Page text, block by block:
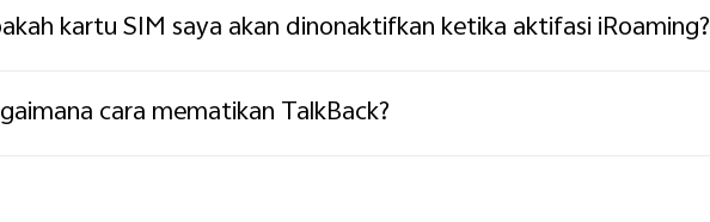
kartu SIM saya akan dinonaktifkan ketika aktifasi iRoaming?
cara mematikan TalkBack?